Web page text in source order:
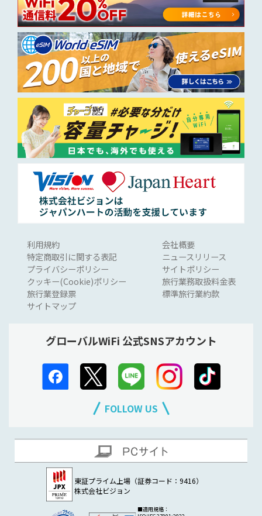
利用規約
特定商取引に関する表記
プライバシーポリシー
クッキー(Cookie)ポリシー
旅行業登録票
サイトマップ
会社概要
ニュースリリース
サイトポリシー
旅行業務取扱料金表
標準旅行業約款
グローバルWiFi 公式SNSアカウント
FOLLOW US
東証プライム上場（証券コード：9416）
株式会社ビジョン
■適用規格：